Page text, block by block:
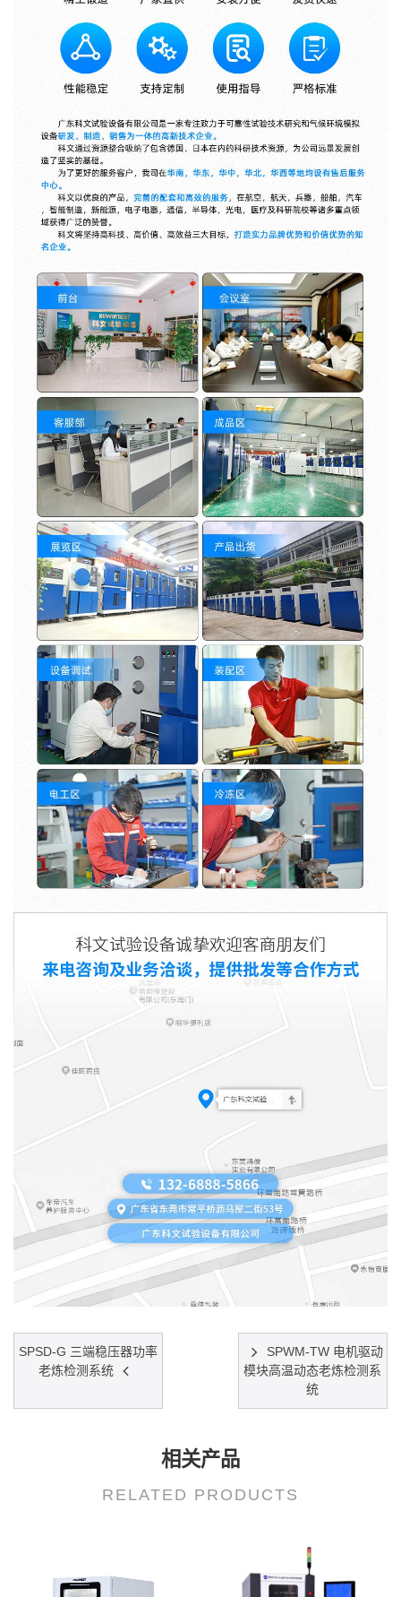
SPSD-G 三端稳压器功率
老炼检测系统
SPWM-TW 电机驱动
模块高温动态老炼检测系
统
相关产品
RELATED PRODUCTS